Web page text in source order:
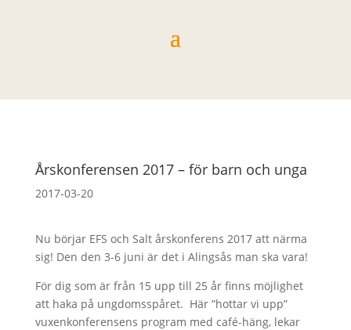
Årskonferensen 2017 – för barn och unga
2017-03-20
Nu börjar EFS och Salt årskonferens 2017 att närma
sig! Den den 3-6 juni är det i Alingsås man ska vara!
För dig som är från 15 upp till 25 år finns möjlighet
att haka på ungdomsspåret. Här ”hottar vi upp”
vuxenkonferensens program med café-häng, lekar